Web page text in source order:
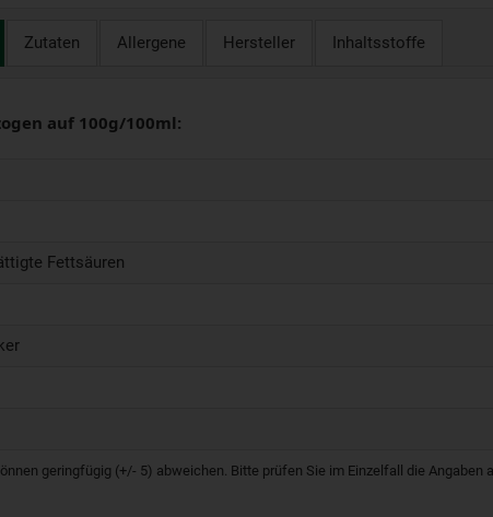
Zutaten Allergene Hersteller Inhaltsstoffe
auf 100g/100ml:
Fettsäuren
geringfügig (+/- 5) abweichen. Bitte prüfen Sie im Einzelfall die Angaben